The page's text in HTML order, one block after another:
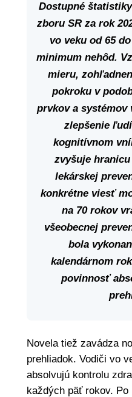
Dostupné štatistiky
zboru SR za rok
vo veku od 65 do
minimum nehôd.
mieru,
pokroku v
prvkov a systémov
zlepšenie ľudí
kognitívnom
zvyšuje hranicu
lekárskej
konkrétne viesť
na 70 rokov
všeobecnej
bola
kalendárnom
povinnosť
Novela tiež zavádza
prehliadok. Vodiči vo
absolvujú kontrolu
každých päť rokov. Po